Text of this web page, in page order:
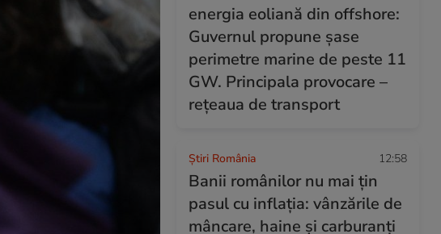
energia eoliană din offshore:
Guvernul propune șase
perimetre marine de peste 11
GW. Principala provocare –
rețeaua de transport
Știri România 12:58
Banii românilor nu mai țin
pasul cu inflația: vânzările de
mâncare, haine și carburanți